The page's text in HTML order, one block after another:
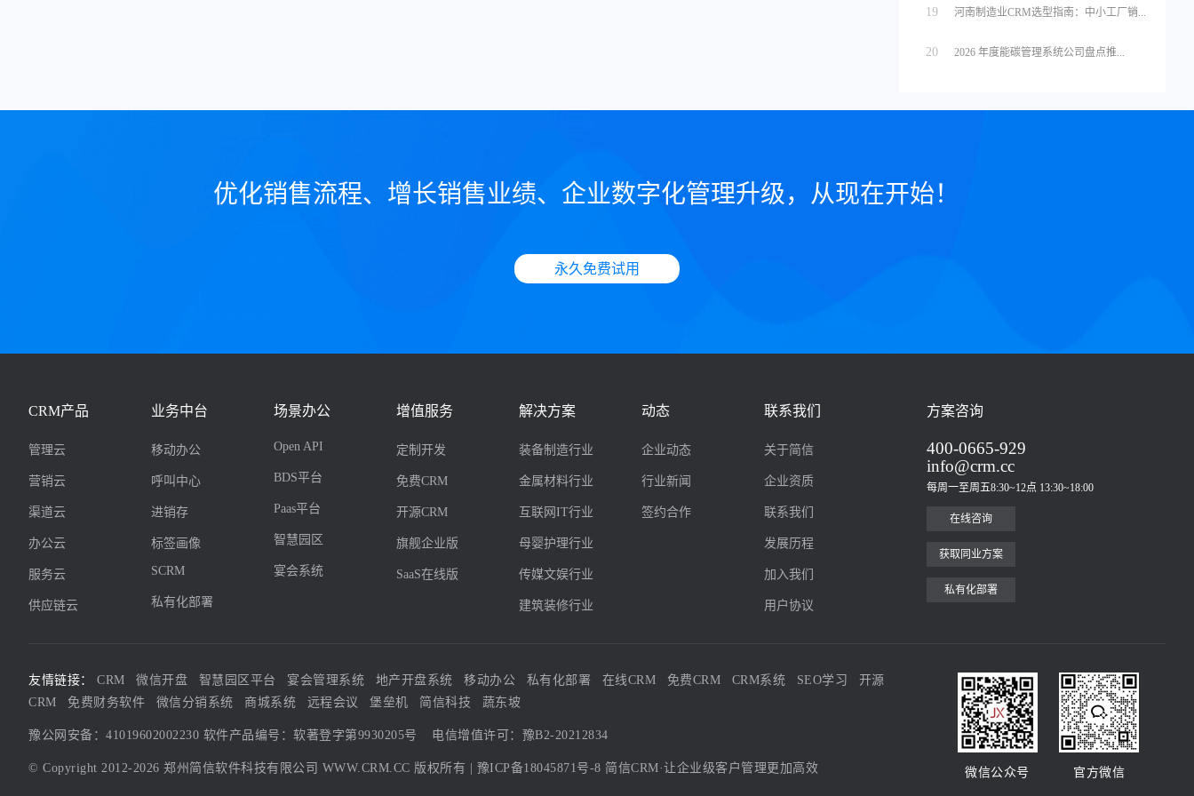
19 河南制造业CRM选型指南：中小工厂销...
20 2026 年度能碳管理系统公司盘点推...
优化销售流程、增长销售业绩、企业数字化管理升级，从现在开始！
永久免费试用
CRM产品
管理云
营销云
渠道云
办公云
服务云
供应链云
业务中台
移动办公
呼叫中心
进销存
标签画像
SCRM
私有化部署
场景办公
Open API
BDS平台
Paas平台
智慧园区
宴会系统
增值服务
定制开发
免费CRM
开源CRM
旗舰企业版
SaaS在线版
解决方案
装备制造行业
金属材料行业
互联网IT行业
母婴护理行业
传媒文娱行业
建筑装修行业
动态
企业动态
行业新闻
签约合作
联系我们
关于简信
企业资质
联系我们
发展历程
加入我们
用户协议
方案咨询
400-0665-929
info@crm.cc
每周一至周五8:30~12点 13:30~18:00
在线咨询
获取同业方案
私有化部署
友情链接： CRM 微信开盘 智慧园区平台 宴会管理系统 地产开盘系统 移动办公 私有化部署 在线CRM 免费CRM CRM系统 SEO学习
开源
CRM
免费财务软件 微信分销系统 商城系统 远程会议 堡垒机 简信科技 蔬东坡
豫公网安备：41019602002230 软件产品编号：软著登字第9930205号 电信增值许可：豫B2-20212834
© Copyright 2012-2026 郑州简信软件科技有限公司 WWW.CRM.CC 版权所有 | 豫ICP备18045871号-8 简信CRM·让企业级客户管理更加高效 微信公众号 官方微信